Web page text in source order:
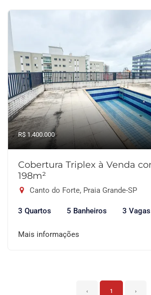
R$ 1.400.000
Cobertura Triplex à Venda
198m²
Canto do Forte, Praia Grande-SP
3 Quartos 5 Banheiros 3 Vagas
Mais informações
‹ 1 ›